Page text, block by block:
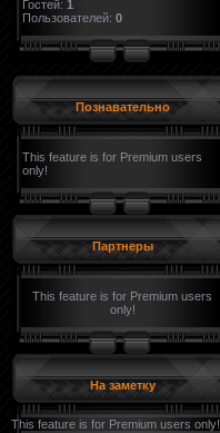
Гостей: 1
Пользователей: 0
Познавательно
This feature is for Premium users
only!
Партнеры
This feature is for Premium users
only!
На заметку
This feature is for Premium users only!